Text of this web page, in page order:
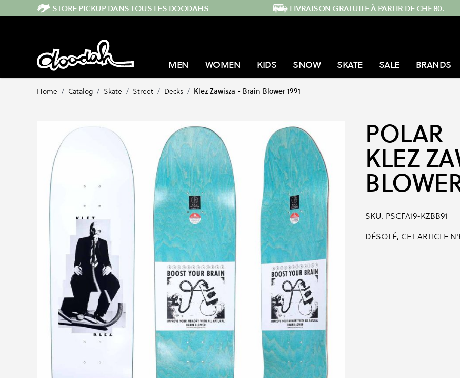
Skip to ContentSTORE PICKUP DANS TOUS LES DOODAHS LIVRAISON GRATUITE À PARTIR DE CHF 80.-
MEN WOMEN KIDS SNOW SKATE SALE BRANDS
Home / Catalog / Skate / Street / Decks / Klez Zawisza - Brain Blower 1991
POLAR
KLEZ
SKU: PSCFA19-KZBB91
DÉSOLÉ, CET ARTICLE